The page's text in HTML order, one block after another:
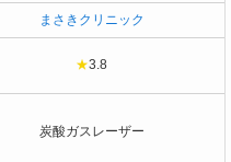
まさきクリニック
★3.8
炭酸ガスレーザー